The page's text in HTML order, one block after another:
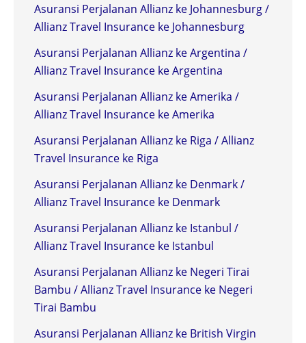
Asuransi Perjalanan Allianz ke Johannesburg /
Allianz Travel Insurance ke Johannesburg
Asuransi Perjalanan Allianz ke Argentina /
Allianz Travel Insurance ke Argentina
Asuransi Perjalanan Allianz ke Amerika /
Allianz Travel Insurance ke Amerika
Asuransi Perjalanan Allianz ke Riga / Allianz
Travel Insurance ke Riga
Asuransi Perjalanan Allianz ke Denmark /
Allianz Travel Insurance ke Denmark
Asuransi Perjalanan Allianz ke Istanbul /
Allianz Travel Insurance ke Istanbul
Asuransi Perjalanan Allianz ke Negeri Tirai
Bambu / Allianz Travel Insurance ke Negeri
Tirai Bambu
Asuransi Perjalanan Allianz ke British Virgin